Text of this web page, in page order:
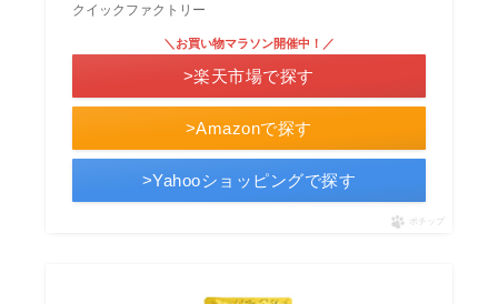
クイックファクトリー
>Amazonで探す
＼お買い物マラソン開催中！／
>楽天市場で探す
>Yahooショッピングで探す
ポチップ